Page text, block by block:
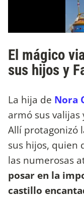
El mágico
sus hijos y
La hija de Nora
armó sus
Allí protagonizó
sus hijos, quien
las numerosas
posar en la
castillo